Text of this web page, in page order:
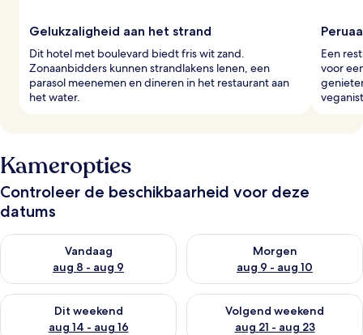
Gelukzaligheid aan het strand
Dit hotel met boulevard biedt fris wit zand.
Zonaanbidders kunnen strandlakens lenen, een
parasol meenemen en dineren in het restaurant aan
het water.
Een
voor
Kameropties
Controleer de beschikbaarheid voor deze
datums
Vandaag
aug 8 - aug 9
De beschikbaarheid controleren voor vanavond aug 8 - aug 9
Morgen
aug 9 - aug 10
De beschikbaarheid
Dit weekend
aug 14 - aug 16
De beschikbaarheid controleren voor dit weekend aug 14 -
Volgend weekend
aug 21 - aug 23
De beschikbaarheid